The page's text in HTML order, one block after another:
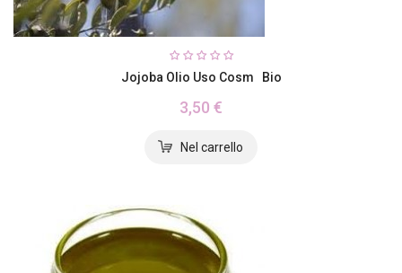
Jojoba Olio Uso Cosm Bio
3,50 €